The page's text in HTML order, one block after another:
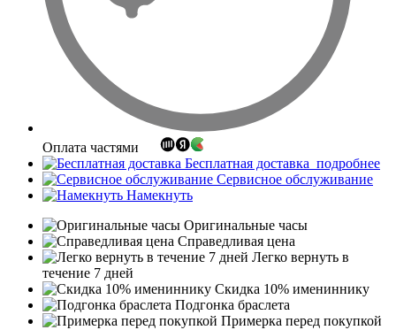
Оплата частями
Бесплатная доставка подробнее
Сервисное обслуживание
Намекнуть
Оригинальные часы
Справедливая цена
Легко вернуть в
течение 7 дней
Скидка 10% имениннику
Подгонка браслета
Примерка перед покупкой